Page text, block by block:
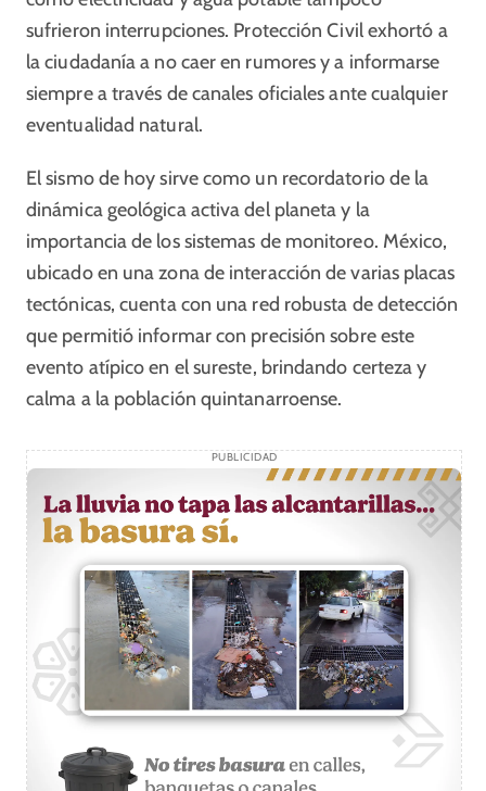
sufrieron interrupciones. Protección Civil exhortó a
la ciudadanía a no caer en rumores y a informarse
siempre a través de canales oficiales ante cualquier
eventualidad natural.
El sismo de hoy sirve como un recordatorio de la
dinámica geológica activa del planeta y la
importancia de los sistemas de monitoreo. México,
ubicado en una zona de interacción de varias placas
tectónicas, cuenta con una red robusta de detección
que permitió informar con precisión sobre este
evento atípico en el sureste, brindando certeza y
calma a la población quintanarroense.
PUBLICIDAD